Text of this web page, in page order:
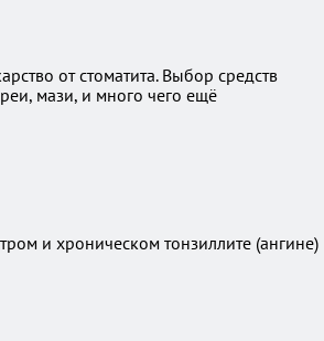
от стоматита. Выбор средств
мази, и много чего ещё
и хроническом тонзиллите (ангине)